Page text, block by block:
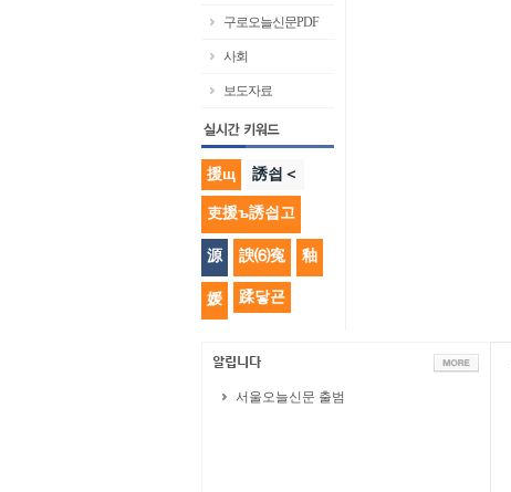
구로오늘신문PDF
사회
보도자료
援щ 誘쇱＜
吏援ъ誘쇱고
源 諛⑹寃 釉
媛 蹂닿굔
서울오늘신문 출범